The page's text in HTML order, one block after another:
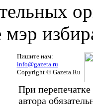
мэр
Пишите нам:
info@gazeta.ru
Copyright © Gazeta.Ru
При
автора